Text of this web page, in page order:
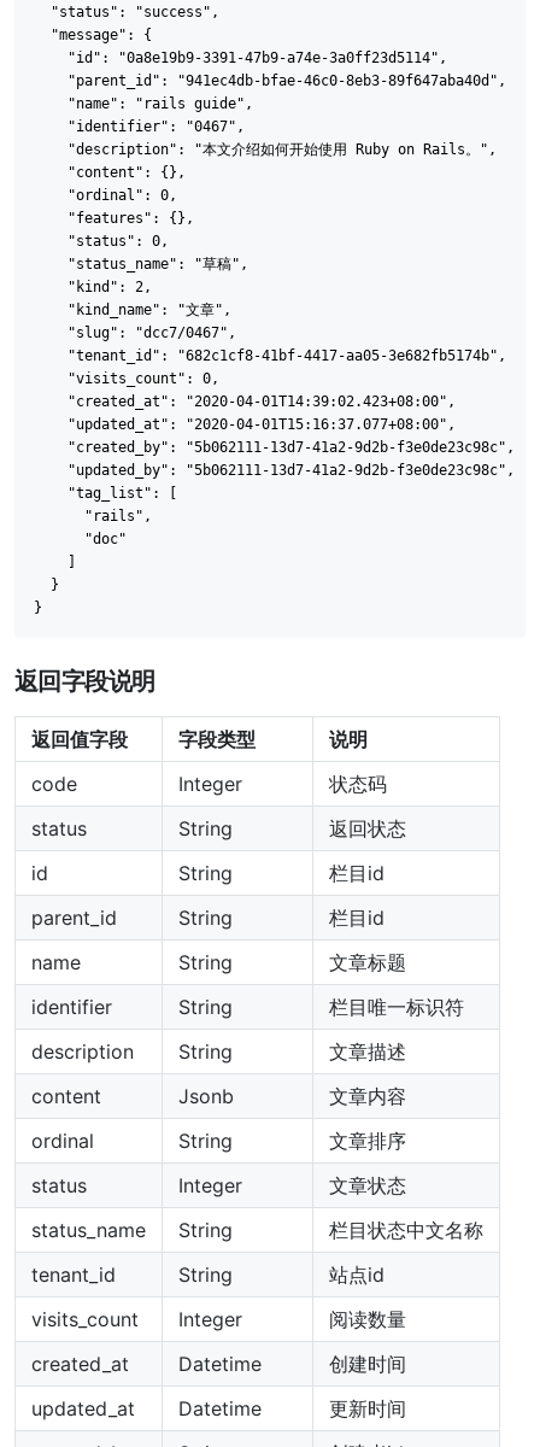
  "status": "success",
  "message": {
    "id": "0a8e19b9-3391-47b9-a74e-3a0ff23d5114",
    "parent_id": "941ec4db-bfae-46c0-8eb3-89f647aba40d",
    "name": "rails guide",
    "identifier": "0467",
    "description": "本文介绍如何开始使用 Ruby on Rails。",
    "content": {},
    "ordinal": 0,
    "features": {},
    "status": 0,
    "status_name": "草稿",
    "kind": 2,
    "kind_name": "文章",
    "slug": "dcc7/0467",
    "tenant_id": "682c1cf8-41bf-4417-aa05-3e682fb5174b",
    "visits_count": 0,
    "created_at": "2020-04-01T14:39:02.423+08:00",
    "updated_at": "2020-04-01T15:16:37.077+08:00",
    "created_by": "5b062111-13d7-41a2-9d2b-f3e0de23c98c",
    "updated_by": "5b062111-13d7-41a2-9d2b-f3e0de23c98c",
    "tag_list": [
      "rails",
      "doc"
  }
返回字段说明
返回值字段 字段类型
说明
code
Integer
状态码
status
String
返回状态
id
String
栏目id
parent_id
String
栏目id
name
String
文章标题
identifier
String
栏目唯一标识符
description
String
文章描述
content
Jsonb
文章内容
ordinal
String
文章排序
status
Integer
文章状态
status_name
String
栏目状态中文名称
tenant_id
String
站点id
visits_count
Integer
阅读数量
created_at
Datetime
创建时间
updated_at
Datetime
更新时间